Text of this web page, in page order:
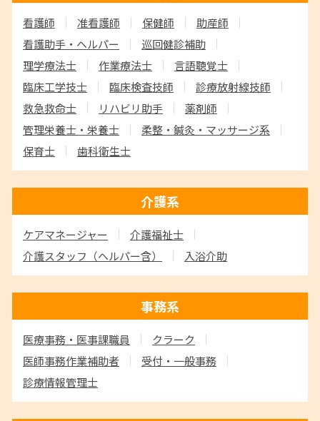
看護師 准看護師 保健師
助産師
看護助手・ヘルパー
巡回健診補助
理学療法士
作業療法士
言語聴覚士
臨床工学技士
臨床検査技師
診療放射線技師
救急救命士
リハビリ助手
薬剤師
管理栄養士・栄養士
柔整・鍼灸・マッサージ系
保育士
歯科衛生士
介護系
ケアマネージャー
介護福祉士
介護スタッフ （ヘルパー含） 入浴介助
事務系
医療事務・医事課職員
クラーク
医師事務作業補助者
受付・一般事務
診療情報管理士